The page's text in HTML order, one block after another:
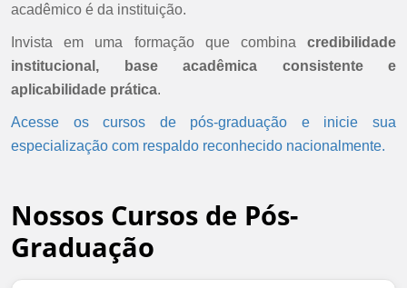
acadêmico é da instituição.
Invista em uma formação que combina credibilidade
institucional, base acadêmica consistente e
aplicabilidade prática.
Acesse os cursos de pós-graduação e inicie sua
especialização com respaldo reconhecido nacionalmente.
Nossos Cursos de Pós-
Graduação